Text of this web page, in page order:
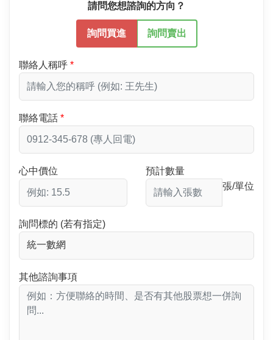
請問您想諮詢的方向？
詢問買進 詢問賣出
聯絡人稱呼
聯絡電話
心中價位
預計數量
張/單位
詢問標的 (若有指定)
其他諮詢事項